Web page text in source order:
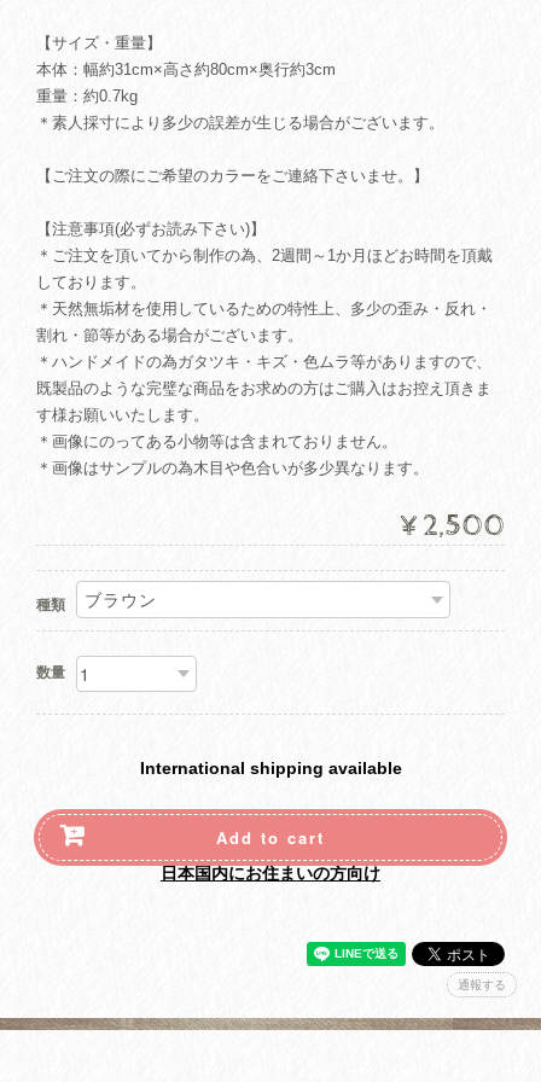
【サイズ・重量】
本体：幅約31cm×高さ約80cm×奥行約3cm
重量：約0.7kg
＊素人採寸により多少の誤差が生じる場合がございます。
【ご注文の際にご希望のカラーをご連絡下さいませ。】
【注意事項(必ずお読み下さい)】
＊ご注文を頂いてから制作の為、2週間～1か月ほどお時間を頂戴
しております。
＊天然無垢材を使用しているための特性上、多少の歪み・反れ・
割れ・節等がある場合がございます。
＊ハンドメイドの為ガタツキ・キズ・色ムラ等がありますので、
既製品のような完璧な商品をお求めの方はご購入はお控え頂きま
す様お願いいたします。
＊画像にのってある小物等は含まれておりません。
＊画像はサンプルの為木目や色合いが多少異なります。
¥2,500
種類
数量
International shipping available
Add to cart
日本国内にお住まいの方向け
通報する